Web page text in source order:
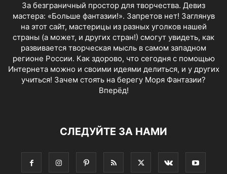
За безграничный простор для творчества. Девиз
мастера: «Больше фантазии!». Запретов нет! Заглянув
на этот сайт, мастерицы из разных уголков нашей
страны (а может, и других стран!) смогут увидеть, как
развивается творческая мысль в самом западном
регионе России. Как здорово, что сегодня с помощью
Интернета можно и своими идеями делиться, и у других
учиться! Зачем стоять на берегу Моря Фантазии?
Вперёд!
СЛЕДУЙТЕ ЗА НАМИ